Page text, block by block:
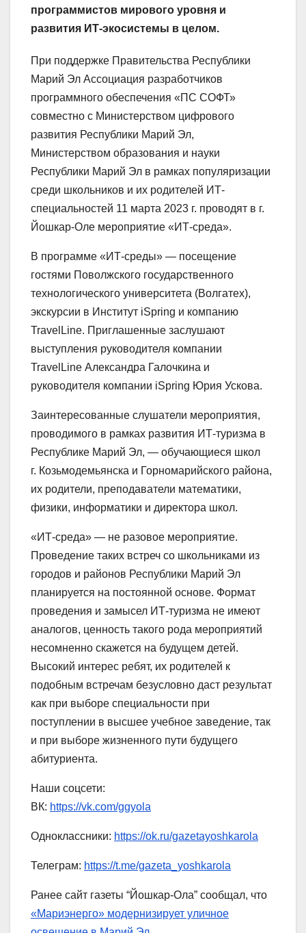
программистов мирового уровня и
развития ИТ-экосистемы в целом.
При поддержке Правительства Республики
Марий Эл Ассоциация разработчиков
программного обеспечения «ПС СОФТ»
совместно с Министерством цифрового
развития Республики Марий Эл,
Министерством образования и науки
Республики Марий Эл в рамках популяризации
среди школьников и их родителей ИТ-
специальностей 11 марта 2023 г. проводят в г.
Йошкар-Оле мероприятие «ИТ-среда».
В программе «ИТ-среды» — посещение
гостями Поволжского государственного
технологического университета (Волгатех),
экскурсии в Институт iSpring и компанию
TravelLine. Приглашенные заслушают
выступления руководителя компании
TravelLine Александра Галочкина и
руководителя компании iSpring Юрия Ускова.
Заинтересованные слушатели мероприятия,
проводимого в рамках развития ИТ-туризма в
Республике Марий Эл, — обучающиеся школ
г. Козьмодемьянска и Горномарийского района,
их родители, преподаватели математики,
физики, информатики и директора школ.
«ИТ-среда» — не разовое мероприятие.
Проведение таких встреч со школьниками из
городов и районов Республики Марий Эл
планируется на постоянной основе. Формат
проведения и замысел ИТ-туризма не имеют
аналогов, ценность такого рода мероприятий
несомненно скажется на будущем детей.
Высокий интерес ребят, их родителей к
подобным встречам безусловно даст результат
как при выборе специальности при
поступлении в высшее учебное заведение, так
и при выборе жизненного пути будущего
абитуриента.
Наши соцсети:
ВК: https://vk.com/ggyola
Одноклассники: https://ok.ru/gazetayoshkarola
Телеграм: https://t.me/gazeta_yoshkarola
Ранее сайт газеты “Йошкар-Ола” сообщал, что
«Мариэнерго» модернизирует уличное